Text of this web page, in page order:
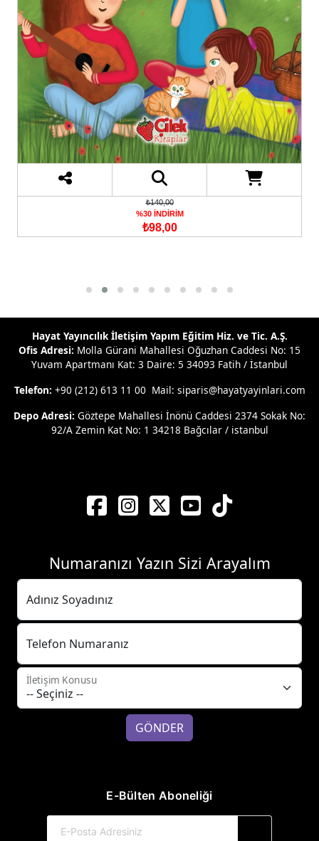
Kişisel Gelişim
%30 İNDİRİM
Hayat Yayıncılık İletişim Yapım Eğitim Hiz. ve Tic. A.Ş.
Ofis Adresi: Molla Gürani Mahallesi Oğuzhan Caddesi No: 15
Yuvam Apartmanı Kat: 3 Daire: 5 34093 Fatih / İstanbul
Telefon: +90 (212) 613 11 00 Mail: siparis@hayatyayinlari.com
Depo Adresi: Göztepe Mahallesi İnönü Caddesi 2374 Sokak No:
92/A Zemin Kat No: 1 34218 Bağcılar / istanbul
Numaranızı Yazın Sizi Arayalım
Adınız Soyadınız
Telefon Numaranız
İletişim Konusu
GÖNDER
E-Bülten Aboneliği